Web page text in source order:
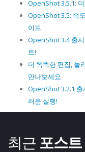
OpenShot 3.5.1:
OpenShot 3.5: 속
이드
OpenShot 3.4 출
트!
더 똑똑한 편집, 놀
만나보세요
OpenShot 3.2.1
러운 실행!
최근 포스트